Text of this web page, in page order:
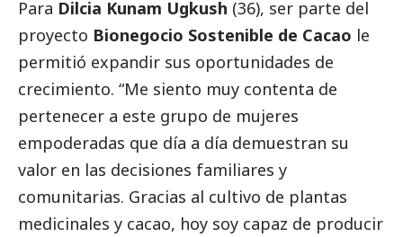
Para Dilcia Kunam Ugkush (36), ser parte del
proyecto Bionegocio Sostenible de Cacao le
permitió expandir sus oportunidades de
crecimiento. “Me siento muy contenta de
pertenecer a este grupo de mujeres
empoderadas que día a día demuestran su
valor en las decisiones familiares y
comunitarias. Gracias al cultivo de plantas
medicinales y cacao, hoy soy capaz de producir